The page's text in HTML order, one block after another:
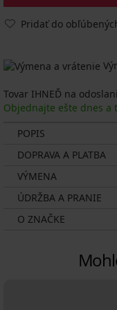
Pridať do
Tovar IHNEĎ na
Objednajte ešte dnes a
POPIS
DOPRAVA A PLATBA
VÝMENA
ÚDRŽBA A PRANIE
O ZNAČKE